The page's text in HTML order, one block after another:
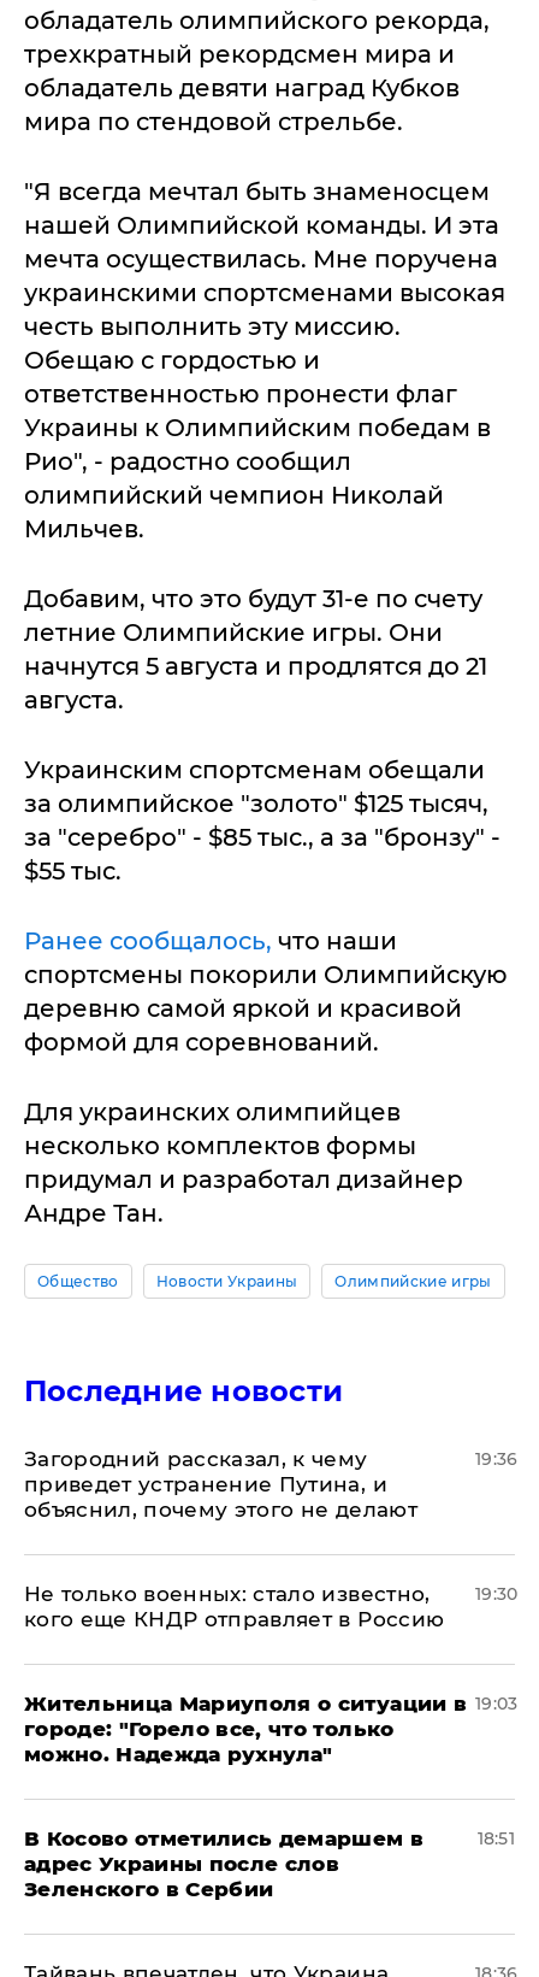
обладатель олимпийского рекорда,
трехкратный рекордсмен мира и
обладатель девяти наград Кубков
мира по стендовой стрельбе.
"Я всегда мечтал быть знаменосцем
нашей Олимпийской команды. И эта
мечта осуществилась. Мне поручена
украинскими спортсменами высокая
честь выполнить эту миссию.
Обещаю с гордостью и
ответственностью пронести флаг
Украины к Олимпийским победам в
Рио", - радостно сообщил
олимпийский чемпион Николай
Мильчев.
Добавим, что это будут 31-е по счету
летние Олимпийские игры. Они
начнутся 5 августа и продлятся до 21
августа.
Украинским спортсменам обещали
за олимпийское "золото" $125 тысяч,
за "серебро" - $85 тыс., а за "бронзу" -
$55 тыс.
Ранее сообщалось, что наши
спортсмены покорили Олимпийскую
деревню самой яркой и красивой
формой для соревнований.
Для украинских олимпийцев
несколько комплектов формы
придумал и разработал дизайнер
Андре Тан.
Общество Новости Украины Олимпийские игры
Последние новости
Загородний рассказал, к чему
приведет устранение Путина, и
объяснил, почему этого не делают
19:36
Не только военных: стало известно,
кого еще КНДР отправляет в Россию
19:30
Жительница Мариуполя о ситуации в
городе: "Горело все, что только
можно. Надежда рухнула"
19:03
В Косово отметились демаршем в
адрес Украины после слов
Зеленского в Сербии
18:51